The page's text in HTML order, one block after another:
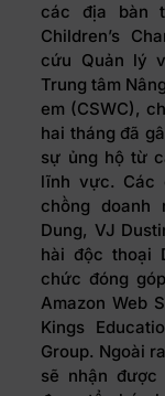
các địa bàn
Children’s
cứu Quản lý
Trung tâm
em (CSWC),
hai tháng đã
sự ủng hộ từ
lĩnh vực. Các
chồng doanh
Dung, VJ
hài độc thoại
chức đóng
Amazon Web
Kings
Group. Ngoài
sẽ nhận được